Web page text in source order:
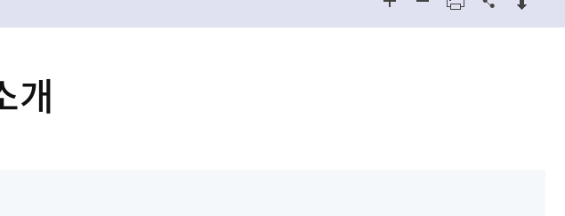
장학안내
학과공지
포토앨범
교육대학원
개